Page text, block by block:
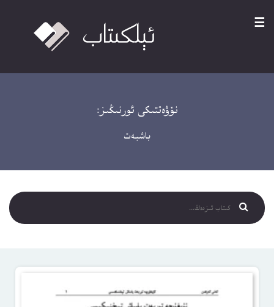
☰
نۆۋەتتىكى ئورنىڭىز:
باشبەت